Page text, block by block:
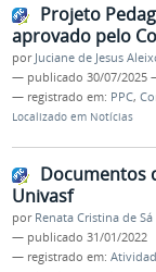
Projeto
aprovado pelo
por Juciane de Jesus
— publicado 30/07/2025
— registrado em: PPC,
Localizado em Notícias
Documentos
Univasf
por Renata Cristina de
— publicado 31/01/2022
— registrado em: